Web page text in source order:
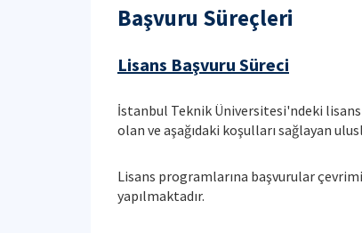
Başvuru Süreçleri
Lisans Başvuru Süreci
İstanbul Teknik Üniversitesi'ndeki
olan ve aşağıdaki koşulları sağlayan
Lisans programlarına başvurular
yapılmaktadır.